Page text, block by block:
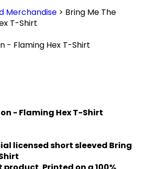
Merchandise > Bring Me The
T-Shirt
- Flaming Hex T-Shirt
- Flaming Hex T-Shirt
licensed short sleeved Bring